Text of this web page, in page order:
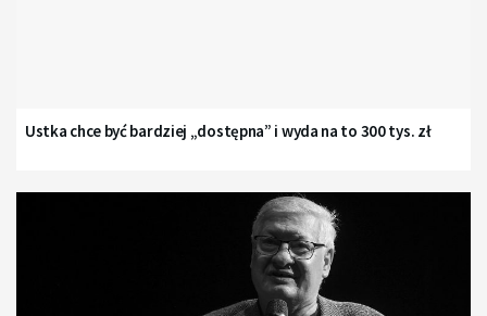
Ustka chce być bardziej „dostępna” i wyda na to 300 tys. zł